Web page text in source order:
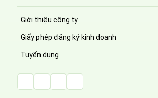
Giới thiệu công ty
Giấy phép đăng ký kinh doanh
Tuyển dụng